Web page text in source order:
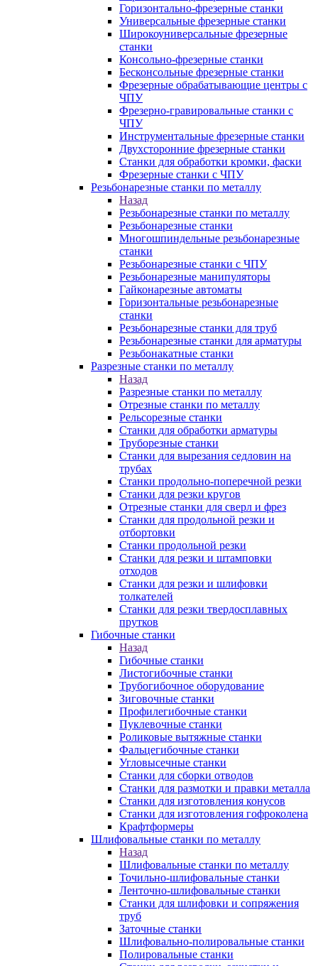
Горизонтально-фрезерные станки
Универсальные фрезерные станки
Широкоуниверсальные фрезерные
станки
Консольно-фрезерные станки
Бесконсольные фрезерные станки
Фрезерные обрабатывающие центры с
ЧПУ
Фрезерно-гравировальные станки с
ЧПУ
Инструментальные фрезерные станки
Двухсторонние фрезерные станки
Станки для обработки кромки, фаски
Фрезерные станки с ЧПУ
Резьбонарезные станки по металлу
Назад
Резьбонарезные станки по металлу
Резьбонарезные станки
Многошпиндельные резьбонарезные
станки
Резьбонарезные станки с ЧПУ
Резьбонарезные манипуляторы
Гайконарезные автоматы
Горизонтальные резьбонарезные
станки
Резьбонарезные станки для труб
Резьбонарезные станки для арматуры
Резьбонакатные станки
Разрезные станки по металлу
Назад
Разрезные станки по металлу
Отрезные станки по металлу
Рельсорезные станки
Станки для обработки арматуры
Труборезные станки
Станки для вырезания седловин на
трубаx
Станки продольно-поперечной резки
Станки для резки кругов
Отрезные станки для сверл и фрез
Станки для продольной резки и
отбортовки
Станки продольной резки
Станки для резки и штамповки
отходов
Станки для резки и шлифовки
толкателей
Станки для резки твердосплавных
прутков
Гибочные станки
Назад
Гибочные станки
Листогибочные станки
Трубогибочное оборудование
Зиговочные станки
Профилегибочные станки
Пуклевочные станки
Роликовые вытяжные станки
Фальцегибочные станки
Угловысечные станки
Станки для сборки отводов
Станки для размотки и правки металла
Станки для изготовления конусов
Станки для изготовления гофроколена
Крафтформеры
Шлифовальные станки по металлу
Назад
Шлифовальные станки по металлу
Точильно-шлифовальные станки
Ленточно-шлифовальные станки
Станки для шлифовки и сопряжения
труб
Заточные станки
Шлифовально-полировальные станки
Полировальные станки